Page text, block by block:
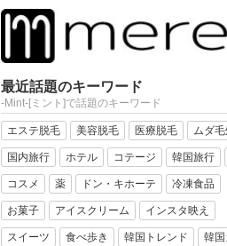
最近話題のキーワード
-Mint-[ミント]で話題のキーワード
エステ脱毛 美容脱毛 医療脱毛 ムダ
国内旅行 ホテル コテージ 韓国旅行
コスメ 薬 ドン・キホーテ 冷凍食品
お菓子 アイスクリーム インスタ映え
スイーツ 食べ歩き 韓国トレンド 韓国